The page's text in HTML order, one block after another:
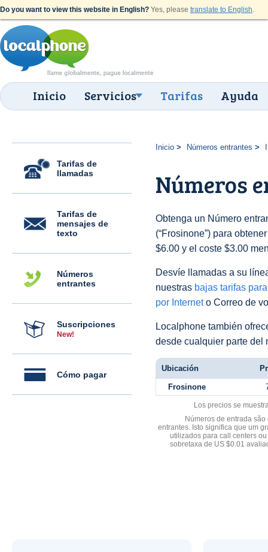
Do you want to view this website in English? Yes, please translate to English.
Inicio Servicios Tarifas Ayuda
Tarifas de
llamadas
Tarifas de
mensajes de
texto
Números
entrantes
Suscripciones
New!
Cómo pagar
Inicio Números entrantes
Números
Obtenga un Número
(“Frosinone”) para
$6.00 y el coste $3.00
Desvíe llamadas a su
nuestras bajas tarifas
por Interneto Correo de
Localphone también
desde cualquier parte del
Ubicación
Frosinone
Los precios se
Números de entrada
entrantes. Isto significa que um
utilizados para call centers
sobretaxa de US $0.01